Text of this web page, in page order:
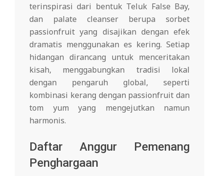
terinspirasi dari bentuk Teluk False Bay,
dan palate cleanser berupa sorbet
passionfruit yang disajikan dengan efek
dramatis menggunakan es kering. Setiap
hidangan dirancang untuk menceritakan
kisah, menggabungkan tradisi lokal
dengan pengaruh global, seperti
kombinasi kerang dengan passionfruit dan
tom yum yang mengejutkan namun
harmonis.
Daftar Anggur Pemenang
Penghargaan